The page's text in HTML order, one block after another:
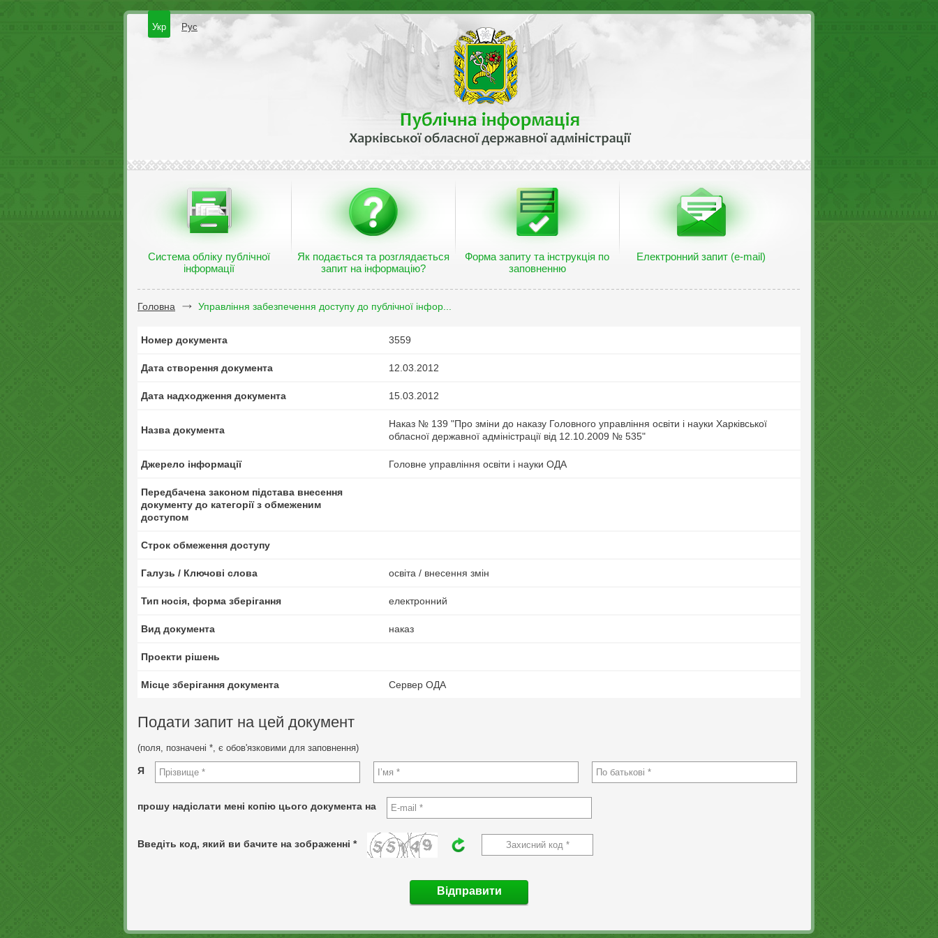
Укр Рус
Система обліку публічної
інформації
Як подається та розглядається
запит на інформацію?
Форма запиту та інструкція по
заповненню
Електронний запит (e-mail)
Головна Управління забезпечення доступу до публічної інфор...
Номер документа 3559
Дата створення документа 12.03.2012
Дата надходження документа 15.03.2012
Назва документа
Наказ № 139 "Про зміни до наказу Головного управління освіти і науки Харківської
обласної державної адміністрації від 12.10.2009 № 535"
Джерело інформації Головне управління освіти і науки ОДА
Передбачена законом підстава внесення
документу до категорії з обмеженим
доступом
Строк обмеження доступу
Галузь / Ключові слова освіта / внесення змін
Тип носія, форма зберігання електронний
Вид документа наказ
Проекти рішень
Місце зберігання документа Сервер ОДА
Подати запит на цей документ
(поля, позначені *, є обов'язковими для заповнення)
Я
прошу надіслати мені копію цього документа на
Введіть код, який ви бачите на зображенні *